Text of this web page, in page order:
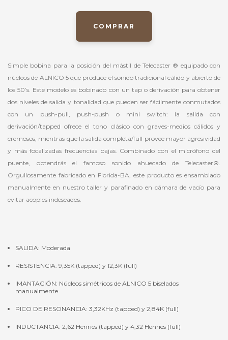
COMPRAR
Simple bobina para la posición del mástil de Telecaster ® equipado con
núcleos de ALNICO 5 que produce el sonido tradicional cálido y abierto de
los 50’s. Este modelo es bobinado con un tap o derivación para obtener
dos niveles de salida y tonalidad que pueden ser fácilmente conmutados
con un push-pull, push-push o mini switch: la salida con
derivación/tapped ofrece el tono clásico con graves-medios cálidos y
cremosos, mientras que la salida completa/full provee mayor agresividad
y más focalizadas frecuencias bajas. Combinado con el micrófono del
puente, obtendrás el famoso sonido ahuecado de Telecaster®.
Orgullosamente fabricado en Florida-BA, este producto es ensamblado
manualmente en nuestro taller y parafinado en cámara de vacío para
evitar acoples indeseados.
SALIDA: Moderada
RESISTENCIA: 9,35K (tapped) y 12,3K (full)
IMANTACIÓN: Núcleos simétricos de ALNICO 5 biselados
manualmente
PICO DE RESONANCIA: 3,32KHz (tapped) y 2,84K (full)
INDUCTANCIA: 2,62 Henries (tapped) y 4,32 Henries (full)